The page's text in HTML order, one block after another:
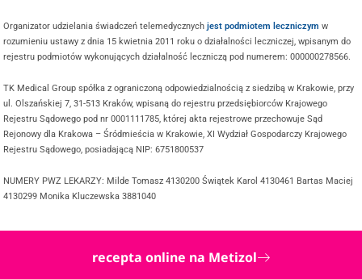
recepta online na Metizol
Organizator udzielania świadczeń telemedycznychjest podmiotem leczniczym w
rozumieniu ustawy z dnia 15 kwietnia 2011 roku o działalności leczniczej, wpisanym do
rejestru podmiotów wykonujących działalność leczniczą pod numerem: 000000278566.
TK Medical Group spółka z ograniczoną odpowiedzialnością z siedzibą w Krakowie, przy
ul. Olszańskiej 7, 31-513 Kraków, wpisaną do rejestru przedsiębiorców Krajowego
Rejestru Sądowego pod nr 0001111785, której akta rejestrowe przechowuje Sąd
Rejonowy dla Krakowa – Śródmieścia w Krakowie, XI Wydział Gospodarczy Krajowego
Rejestru Sądowego, posiadającą NIP: 6751800537
NUMERY PWZ LEKARZY: Milde Tomasz 4130200 Świątek Karol 4130461 Bartas Maciej
4130299 Monika Kluczewska 3881040
@ COPYRIGHT 2025 TWOJDOKTOR.ONLINE